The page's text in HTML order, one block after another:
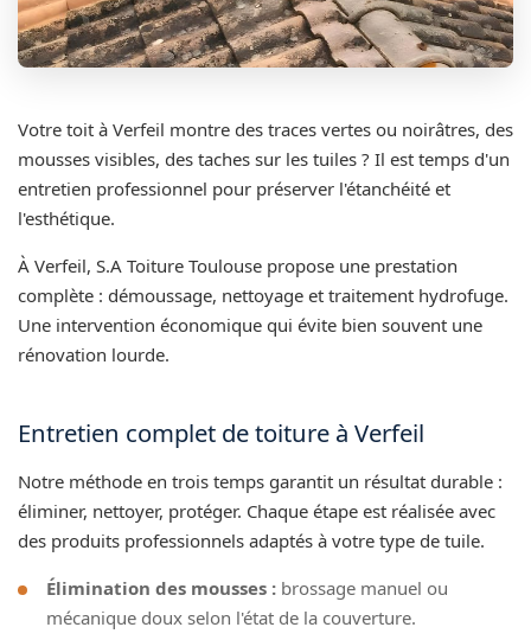
Votre toit à Verfeil montre des traces vertes ou noirâtres, des
mousses visibles, des taches sur les tuiles ? Il est temps d'un
entretien professionnel pour préserver l'étanchéité et
l'esthétique.
À Verfeil, S.A Toiture Toulouse propose une prestation
complète : démoussage, nettoyage et traitement hydrofuge.
Une intervention économique qui évite bien souvent une
rénovation lourde.
Entretien complet de toiture à Verfeil
Notre méthode en trois temps garantit un résultat durable :
éliminer, nettoyer, protéger. Chaque étape est réalisée avec
des produits professionnels adaptés à votre type de tuile.
Élimination des mousses : brossage manuel ou
mécanique doux selon l'état de la couverture.